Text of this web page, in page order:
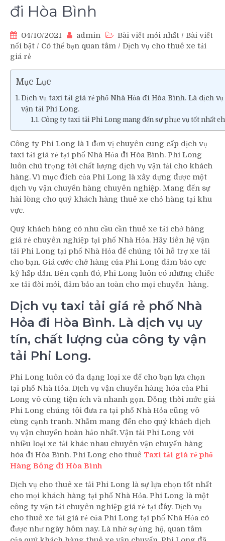
đi Hòa Bình
04/10/2021 admin Bài viết mới nhất / Bài viết
nổi bật / Có thể bạn quan tâm / Dịch vụ cho thuê xe tải
giá rẻ
Mục Lục
Dịch vụ taxi tải giá rẻ phố Nhà Hỏa đi Hòa Bình. Là dịch
vận tải Phi Long.
Công ty taxi tải Phi Long mang đến sự phục vụ tốt nhất
Công ty Phi Long là 1 đơn vị chuyên cung cấp dịch vụ
taxi tải giá rẻ tại phố Nhà Hỏa đi Hòa Bình. Phi Long
luôn chú trọng tới chất lượng dịch vụ vận tải cho khách
hàng. Vì mục đích của Phi Long là xây dựng được một
dịch vụ vận chuyển hàng chuyên nghiệp. Mang đến sự
hài lòng cho quý khách hàng thuê xe chỏ hàng tại khu
vực.
Quý khách hàng có nhu cầu cần thuê xe tải chở hàng
giá rẻ chuyên nghiệp tại phố Nhà Hỏa. Hãy liên hệ vận
tải Phi Long tại phố Nhà Hỏa để chúng tôi hỗ trợ xe tải
cho bạn. Giá cước chở hàng của Phi Long đảm bảo cực
kỳ hấp dẫn. Bên cạnh đó, Phi Long luôn có những chiếc
xe tải đời mới, đảm bảo an toàn cho mọi chuyến hàng.
Dịch vụ taxi tải giá rẻ phố Nhà
Hỏa đi Hòa Bình. Là dịch vụ uy
tín, chất lượng của công ty vận
tải Phi Long.
Phi Long luôn có đa dạng loại xe để cho bạn lựa chọn
tại phố Nhà Hỏa. Dịch vụ vận chuyển hàng hóa của Phi
Long vô cùng tiện ích và nhanh gọn. Đồng thời mức giá
Phi Long chúng tôi đưa ra tại phố Nhà Hỏa cũng vô
cùng cạnh tranh. Nhằm mang đến cho quý khách dịch
vụ vận chuyển hoàn hảo nhất. Vận tải Phi Long với
nhiều loại xe tải khác nhau chuyên vận chuyển hàng
hóa đi Hòa Bình. Phi Long cho thuê Taxi tải giá rẻ phố
Hàng Bông đi Hòa Bình
Dịch vụ cho thuê xe tải Phi Long là sự lựa chọn tốt nhất
cho mọi khách hàng tại phố Nhà Hỏa. Phi Long là một
công ty vận tải chuyên nghiệp giá rẻ tại đây. Dịch vụ
cho thuê xe tải giá rẻ của Phi Long tại phố Nhà Hỏa có
được như ngày hôm nay. Là nhờ sự ủng hộ, quan tâm